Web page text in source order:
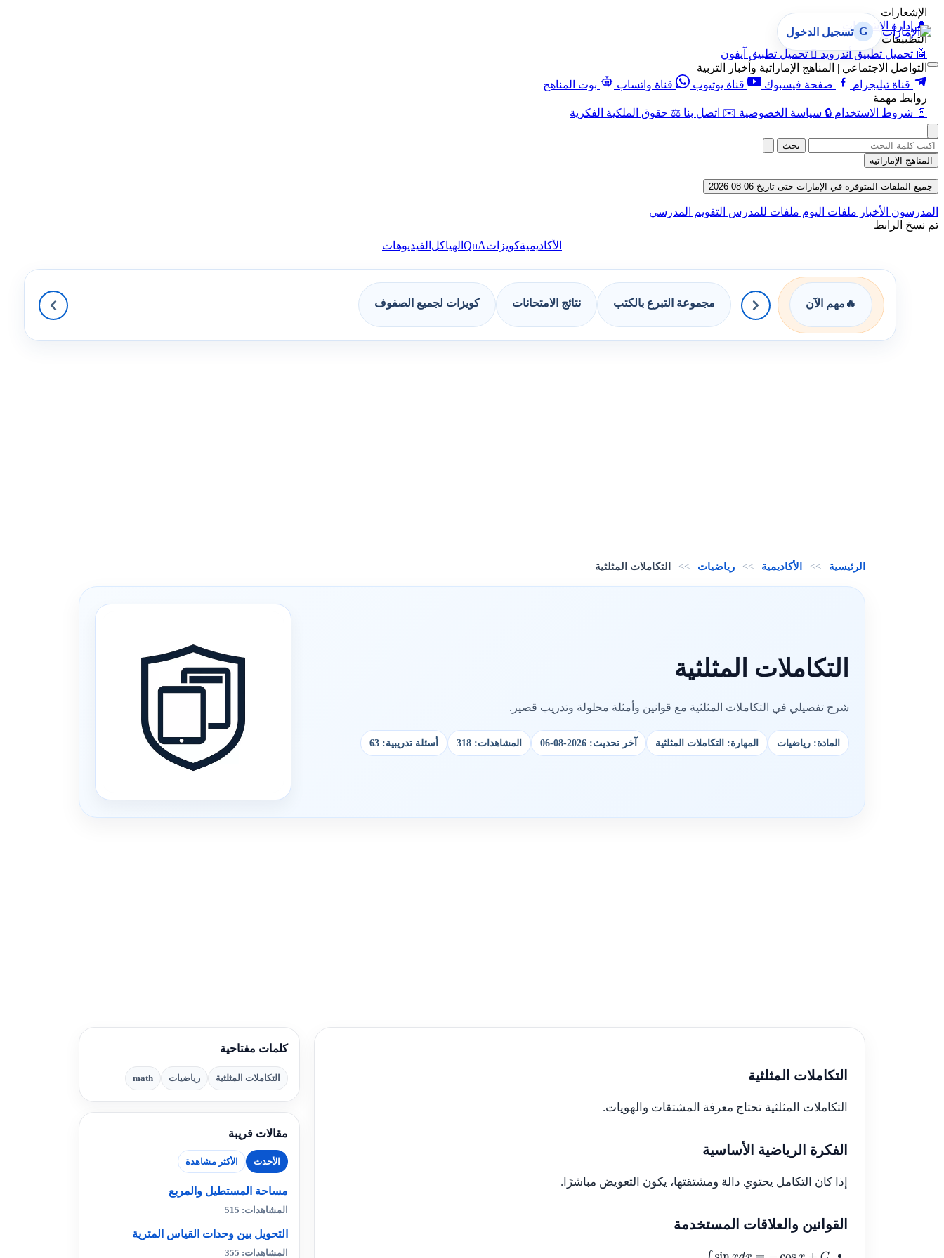
الإشعارات
🔔 إدارة الإشعارات
التطبيقات
🤖 تحميل تطبيق أندرويد  تحميل تطبيق آيفون
التواصل الاجتماعي | المناهج الإماراتية وأخبار التربية
قناة تيليجرام
صفحة فيسبوك قناة يوتيوب قناة واتساب
بوت المناهج
روابط مهمة
📄 شروط الاستخدام 🔒 سياسة الخصوصية ✉️ اتصل بنا ⚖️ حقوق الملكية الفكرية
G تسجيل الدخول
بحث
المناهج الإماراتية
جميع الملفات المتوفرة في الإمارات حتى تاريخ 06-08-2026
المدرسون الأخبار ملفات اليوم ملفات للمدرس التقويم المدرسي
تم نسخ الرابط
الأكاديميةكويزاتQnA الهياكل الفيديوهات
🔥 مهم الآن مجموعة التبرع بالكتب نتائج الامتحانات كويزات لجميع الصفوف
الرئيسية >> الأكاديمية >> رياضيات >> التكاملات المثلثية
التكاملات المثلثية
شرح تفصيلي في التكاملات المثلثية مع قوانين وأمثلة محلولة وتدريب قصير.
المادة: رياضيات المهارة: التكاملات المثلثية آخر تحديث: 2026-08-06 المشاهدات: 318 أسئلة تدريبية: 63
التكاملات المثلثية
التكاملات المثلثية تحتاج معرفة المشتقات والهويات.
الفكرة الرياضية الأساسية
إذا كان التكامل يحتوي دالة ومشتقتها، يكون التعويض مباشرًا.
القوانين والعلاقات المستخدمة
كلمات مفتاحية
التكاملات المثلثية رياضيات math
مقالات قريبة
الأحدث الأكثر مشاهدة
مساحة المستطيل والمربع
المشاهدات: 515
التحويل بين وحدات القياس المترية
المشاهدات: 355